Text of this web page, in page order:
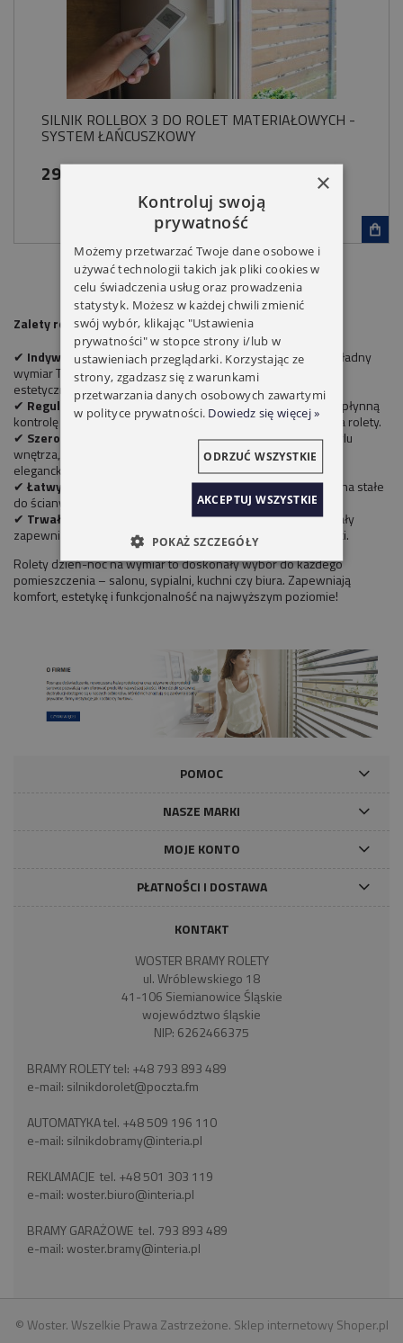
SILNIK ROLLBOX 3 DO ROLET MATERIAŁOWYCH -
SYSTEM ŁAŃCUSZKOWY
295,00 zł
Zalety rolet dzień-noc na wymiar:
✔ Indywidualne dopasowanie– wykonujemy rolety na dokładny
wymiar Twojego okna, co gwarantuje idealne dopasowanie i
estetyczny wygląd.
✔ Regulacja światła– dwuwarstwowa tkanina pozwala na płynną
kontrolę poziomu oświetlenia bez konieczności podnoszenia rolety.
✔ Szeroki wybór kolorów i wzorów– dostosuj rolety do stylu
wnętrza, wybierając spośród klasycznych, nowoczesnych i
eleganckich wzorów.
✔ Łatwy montaż
– możliwość montażu bezinwazyjnego lub na stałe
do ściany, sufitu lub ramy okiennej.
✔ Trwałość i łatwa konserwacja– wysokiej jakości materiały
zapewniają długą żywotność i łatwość w utrzymaniu czystości.
Rolety dzień-noc na wymiar to doskonały wybór do każdego
pomieszczenia – salonu, sypialni, kuchni czy biura. Zapewniają
komfort, estetykę i funkcjonalność na najwyższym poziomie!
POMOC
NASZE MARKI
MOJE KONTO
PŁATNOŚCI I DOSTAWA
KONTAKT
WOSTER BRAMY ROLETY
ul. Wróblewskiego 18
41-106 Siemianowice Śląskie
województwo śląskie
NIP: 6262466375
BRAMY ROLETY tel: +48 793 893 489
e-mail: silnikdorolet@poczta.fm
AUTOMATYKA tel. +48 509 196 110
e-mail: silnikdobramy@interia.pl
REKLAMACJE tel. +48 501 303 119
e-mail:woster.biuro@interia.pl
BRAMY GARAŻOWE tel. 793 893 489
e-mail:woster.bramy@interia.pl
© Woster. Wszelkie Prawa Zastrzeżone. Sklep internetowy Shoper.pl
×
Kontroluj swoją
prywatność
Możemy przetwarzać Twoje dane osobowe i
używać technologii takich jak pliki cookies w
celu świadczenia usług oraz prowadzenia
statystyk. Możesz w każdej chwili zmienić
swój wybór, klikając "Ustawienia
prywatności" w stopce strony i/lub w
ustawieniach przeglądarki. Korzystając ze
strony, zgadzasz się z warunkami
przetwarzania danych osobowych zawartymi
w polityce prywatności. Dowiedz się więcej »
AKCEPTUJ WSZYSTKIE
ODRZUĆ WSZYSTKIE
POKAŻ SZCZEGÓŁY